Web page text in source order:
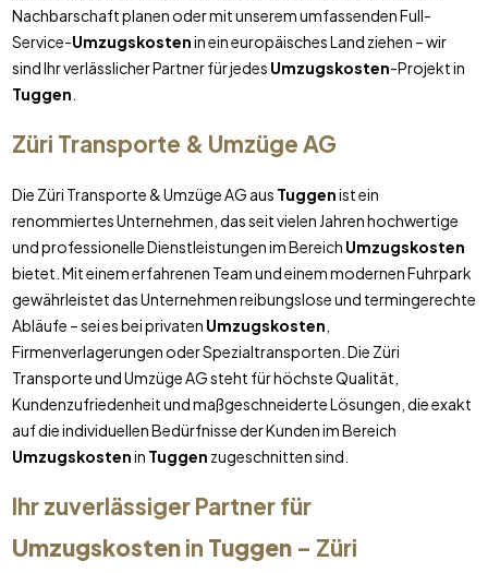
Nachbarschaft planen oder mit unserem umfassenden Full-
Service-Umzugskostenin ein europäisches Land ziehen – wir
sind Ihr verlässlicher Partner für jedes Umzugskosten-Projekt in
Tuggen
Züri Transporte & Umzüge AG
Die Züri Transporte & Umzüge AG aus Tuggenist ein
renommiertes Unternehmen, das seit vielen Jahren hochwertige
und professionelle Dienstleistungen im Bereich Umzugskosten
bietet. Mit einem erfahrenen Team und einem modernen Fuhrpark
gewährleistet das Unternehmen reibungslose und termingerechte
Abläufe – sei es bei privaten Umzugskosten
Firmenverlagerungen oder Spezialtransporten. Die Züri
Transporte und Umzüge AG steht für höchste Qualität,
Kundenzufriedenheit und maßgeschneiderte Lösungen, die exakt
auf die individuellen Bedürfnisse der Kunden im Bereich
Umzugskostenin Tuggen zugeschnitten sind.
Ihr zuverlässiger Partner für
Umzugskostenin Tuggen– Züri